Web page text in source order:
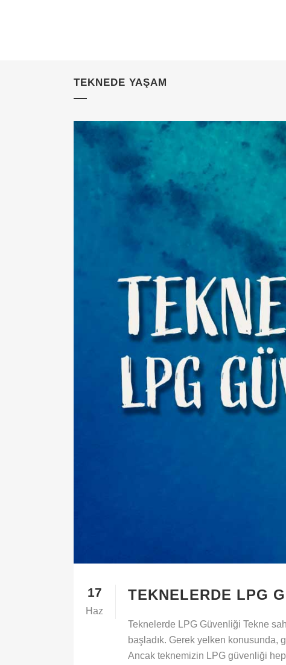
TEKNEDE YAŞAM
17
Haz
TEKNELERDE LPG
Teknelerde LPG Güvenliği Tekne
başladık. Gerek yelken konusunda,
Ancak teknemizin LPG güvenliği